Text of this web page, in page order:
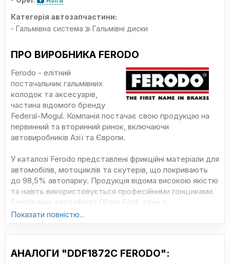
Категорія автозапчастини:
- Гальмівна система
Гальмівні диски
ПРО ВИРОБНИКА FERODO
Ferodo - елітний
постачальник гальмівних
колодок та аксесуарів,
частина відомого бренду
Federal-Mogul. Компанія постачає свою продукцію на
первинний та вторинний ринок, включаючи
автовиробників Азії та Європи.
У каталозі Ferodo представлені фрикційні матеріали для
автомобілів, мотоциклів та скутерів, що покривають
до 98,5% автопарку. Продукція відома високою якістю
та навіть використовується професійними гонщиками.
Ferodo має сертифікат Q1 від Ford, один із
найпрестижніших у світі.
Target та SL – бюджетні та довговічні деталі, а Ferodo
Показати повністю...
АНАЛОГИ "DDF1872C FERODO":